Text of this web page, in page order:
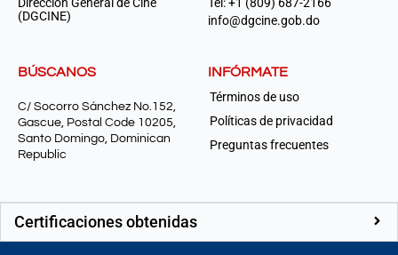
(DGCINE)
info@dgcine.gob.do
BÚSCANOS
C/ Socorro Sánchez No.152,
Gascue, Postal Code 10205,
Santo Domingo, Dominican
Republic
INFÓRMATE
Términos de uso
Políticas de privacidad
Preguntas frecuentes
Certificaciones obtenidas